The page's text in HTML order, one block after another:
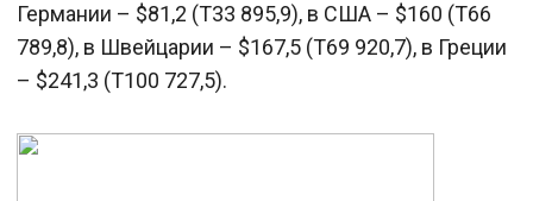
Германии – $81,2 (Т33 895,9), в США – $160 (Т66
789,8), в Швейцарии – $167,5 (Т69 920,7), в Греции
– $241,3 (Т100 727,5).